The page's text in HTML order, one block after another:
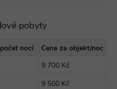
pobyty
nocí Cena za objekt/noc
9 700 Kč
9 500 Kč